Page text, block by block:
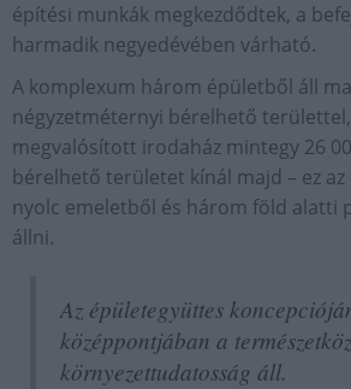
építési munkák megkezdődtek, a
harmadik negyedévében várható.
A komplexum három épületből áll
négyzetméternyi bérelhető
megvalósított irodaház mintegy 26
bérelhető területet kínál majd – ez az
nyolc emeletből és három föld alatti
állni.
Az épületegyüttes
középpontjában a
környezettudatosság áll.